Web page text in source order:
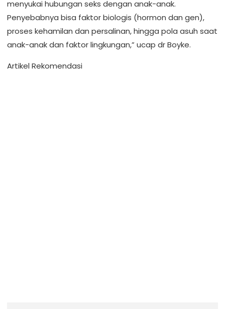
menyukai hubungan seks dengan anak-anak.
Penyebabnya bisa faktor biologis (hormon dan gen),
proses kehamilan dan persalinan, hingga pola asuh saat
anak-anak dan faktor lingkungan,” ucap dr Boyke.
Artikel Rekomendasi